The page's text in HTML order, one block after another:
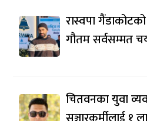
रास्वपा
गौतम सर्वसम्मत
चितवनका युवा